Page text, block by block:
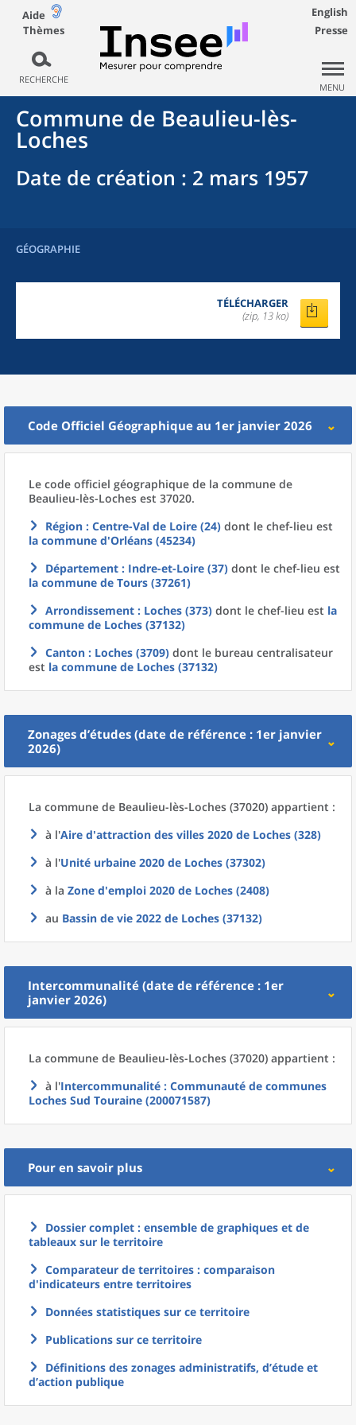
Aide
Thèmes
RECHERCHE
English
Presse
MENU
Commune de Beaulieu-lès-
Loches
Date de création : 2 mars 1957
GÉOGRAPHIE
TÉLÉCHARGER
(zip, 13 ko)
Code Officiel Géographique au 1er janvier 2026
Le code officiel géographique de la commune de
Beaulieu-lès-Loches est 37020.
Région : Centre-Val de Loire (24) dont le chef-lieu est
la commune d'Orléans (45234)
Département : Indre-et-Loire (37) dont le chef-lieu est
la commune de Tours (37261)
Arrondissement : Loches (373) dont le chef-lieu est la
commune de Loches (37132)
Canton : Loches (3709) dont le bureau centralisateur
est la commune de Loches (37132)
Zonages d’études (date de référence : 1er janvier
2026)
La commune de Beaulieu-lès-Loches (37020) appartient :
à l'Aire d'attraction des villes 2020 de Loches (328)
à l'Unité urbaine 2020 de Loches (37302)
à la Zone d'emploi 2020 de Loches (2408)
au Bassin de vie 2022 de Loches (37132)
Intercommunalité (date de référence : 1er
janvier 2026)
La commune de Beaulieu-lès-Loches (37020) appartient :
à l'Intercommunalité : Communauté de communes
Loches Sud Touraine (200071587)
Pour en savoir plus
Dossier complet : ensemble de graphiques et de
tableaux sur le territoire
Comparateur de territoires : comparaison
d'indicateurs entre territoires
Données statistiques sur ce territoire
Publications sur ce territoire
Définitions des zonages administratifs, d’étude et
d’action publique